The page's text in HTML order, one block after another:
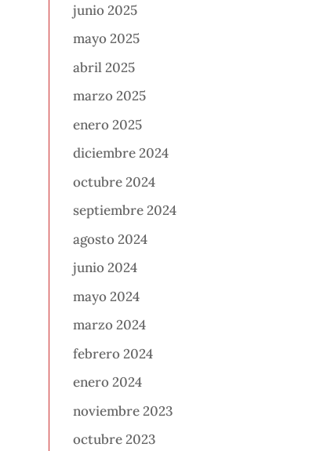
junio 2025
mayo 2025
abril 2025
marzo 2025
enero 2025
diciembre 2024
octubre 2024
septiembre 2024
agosto 2024
junio 2024
mayo 2024
marzo 2024
febrero 2024
enero 2024
noviembre 2023
octubre 2023